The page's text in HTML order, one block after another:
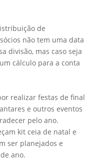
de
não tem uma data
divisão, mas caso seja
cálculo para a conta
realizar festas de final
e outros eventos
pelo ano.
kit ceia de natal e
ser planejados e
ano.